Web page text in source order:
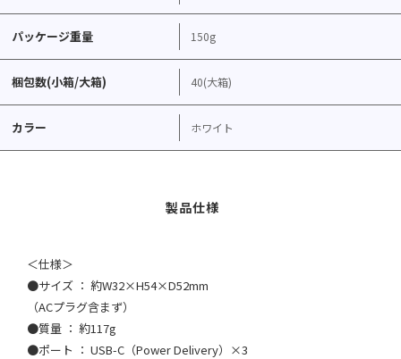
パッケージ重量 150g
梱包数(小箱/大箱) 40(大箱)
カラー ホワイト
＜仕様＞
●サイズ ： 約W32×H54×D52mm
（ACプラグ含まず）
●質量 ： 約117g
●ポート ： USB-C（Power Delivery）×3